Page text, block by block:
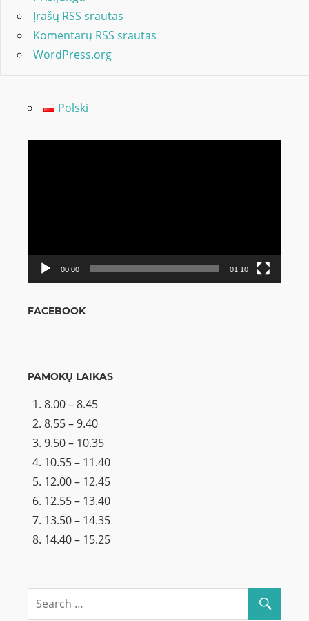
Įrašų RSS srautas
Komentarų RSS srautas
WordPress.org
Polski
00:00 01:10
FACEBOOK
PAMOKŲ LAIKAS
8.00 – 8.45
8.55 – 9.40
9.50 – 10.35
10.55 – 11.40
12.00 – 12.45
12.55 – 13.40
13.50 – 14.35
14.40 – 15.25